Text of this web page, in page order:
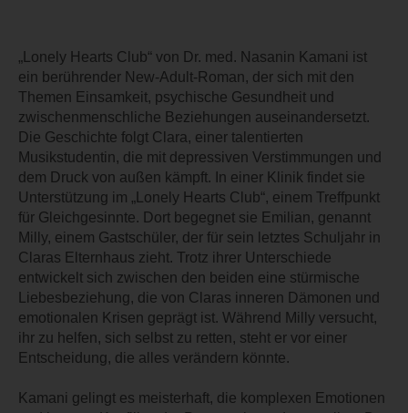
„Lonely Hearts Club“ von Dr. med. Nasanin Kamani ist
ein berührender New-Adult-Roman, der sich mit den
Themen Einsamkeit, psychische Gesundheit und
zwischenmenschliche Beziehungen auseinandersetzt.
Die Geschichte folgt Clara, einer talentierten
Musikstudentin, die mit depressiven Verstimmungen und
dem Druck von außen kämpft. In einer Klinik findet sie
Unterstützung im „Lonely Hearts Club“, einem Treffpunkt
für Gleichgesinnte. Dort begegnet sie Emilian, genannt
Milly, einem Gastschüler, der für sein letztes Schuljahr in
Claras Elternhaus zieht. Trotz ihrer Unterschiede
entwickelt sich zwischen den beiden eine stürmische
Liebesbeziehung, die von Claras inneren Dämonen und
emotionalen Krisen geprägt ist. Während Milly versucht,
ihr zu helfen, sich selbst zu retten, steht er vor einer
Entscheidung, die alles verändern könnte.
Kamani gelingt es meisterhaft, die komplexen Emotionen